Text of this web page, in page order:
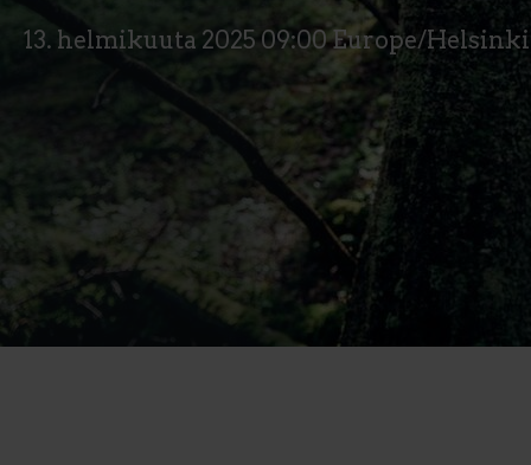
13. helmikuuta 2025 09:00 Europe/Helsinki